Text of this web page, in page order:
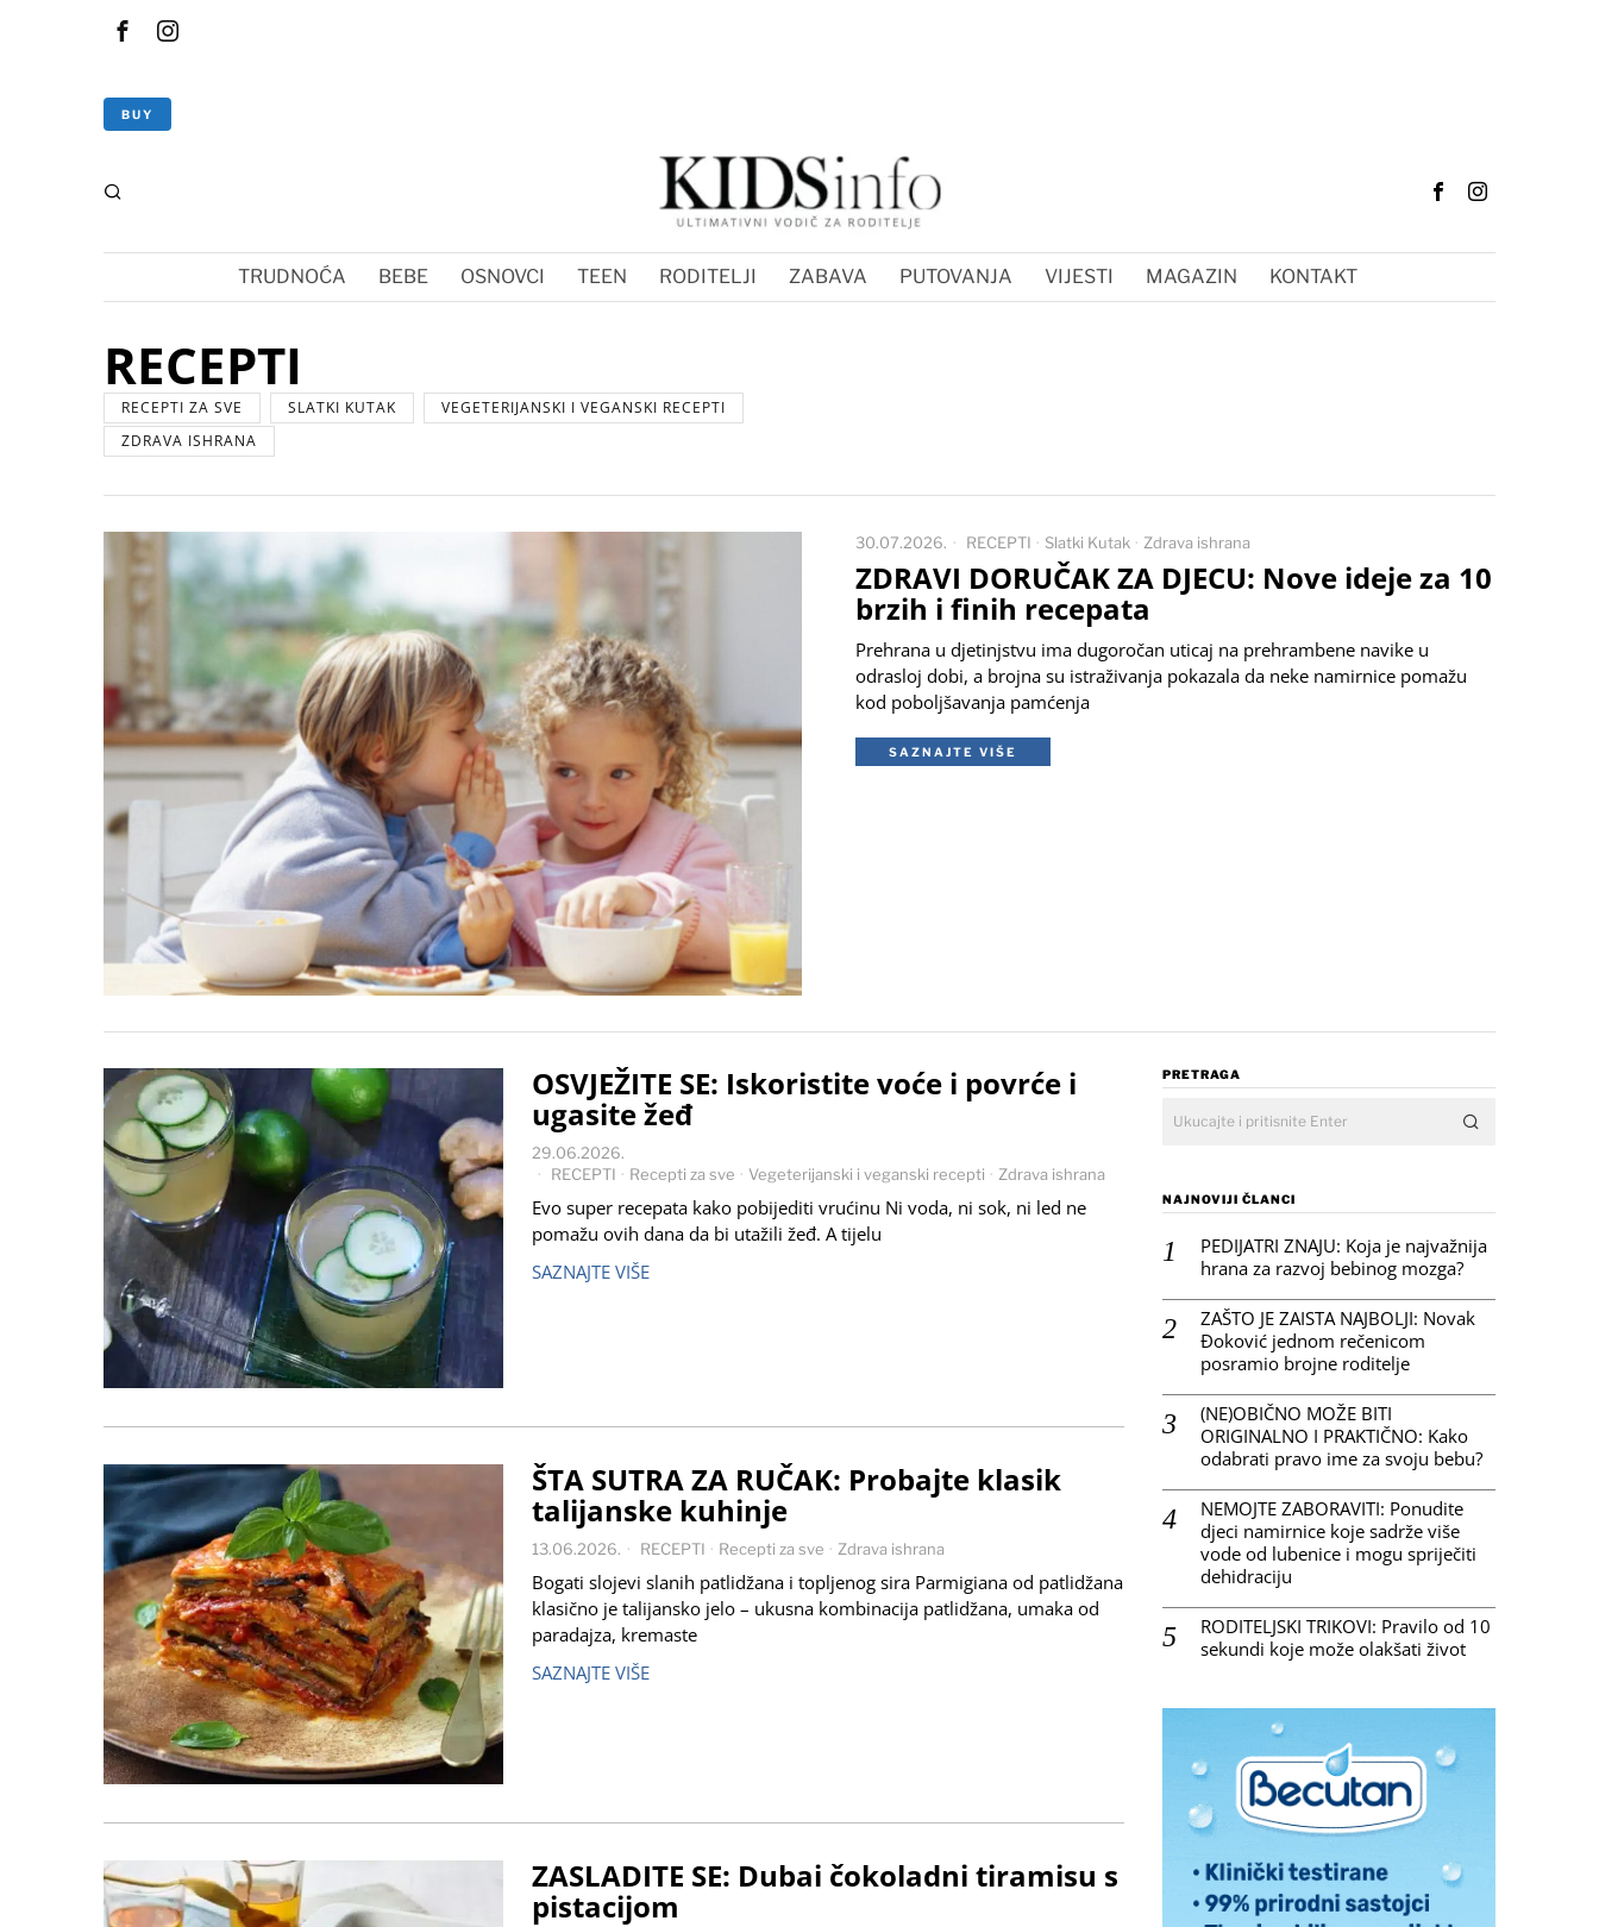
BUY
TRUDNOĆA BEBE OSNOVCI TEEN RODITELJI ZABAVA PUTOVANJA VIJESTI MAGAZIN KONTAKT
RECEPTI
RECEPTI ZA SVE SLATKI KUTAK
VEGETERIJANSKI I VEGANSKI RECEPTI
ZDRAVA ISHRANA
30.07.2026. RECEPTI · Slatki Kutak · Zdrava ishrana
ZDRAVI DORUČAK ZA DJECU: Nove ideje za 10
brzih i finih recepata
Prehrana u djetinjstvu ima dugoročan uticaj na prehrambene navike u
odrasloj dobi, a brojna su istraživanja pokazala da neke namirnice pomažu
kod poboljšavanja pamćenja
SAZNAJTE VIŠE
OSVJEŽITE SE: Iskoristite voće i povrće i
ugasite žeđ
29.06.2026.
RECEPTI · Recepti za sve · Vegeterijanski i veganski recepti · Zdrava ishrana
Evo super recepata kako pobijediti vrućinu Ni voda, ni sok, ni led ne
pomažu ovih dana da bi utažili žeđ. A tijelu
SAZNAJTE VIŠE
ŠTA SUTRA ZA RUČAK: Probajte klasik
talijanske kuhinje
13.06.2026. RECEPTI · Recepti za sve · Zdrava ishrana
Bogati slojevi slanih patlidžana i topljenog sira Parmigiana od patlidžana
klasično je talijansko jelo – ukusna kombinacija patlidžana, umaka od
paradajza, kremaste
SAZNAJTE VIŠE
ZASLADITE SE: Dubai čokoladni tiramisu s
pistacijom
PRETRAGA
NAJNOVIJI ČLANCI
PEDIJATRI ZNAJU: Koja je najvažnija
hrana za razvoj bebinog mozga?
ZAŠTO JE ZAISTA NAJBOLJI: Novak
Đoković jednom rečenicom
posramio brojne roditelje
(NE)OBIČNO MOŽE BITI
ORIGINALNO I PRAKTIČNO: Kako
odabrati pravo ime za svoju bebu?
NEMOJTE ZABORAVITI: Ponudite
djeci namirnice koje sadrže više
vode od lubenice i mogu spriječiti
dehidraciju
RODITELJSKI TRIKOVI: Pravilo od 10
sekundi koje može olakšati život